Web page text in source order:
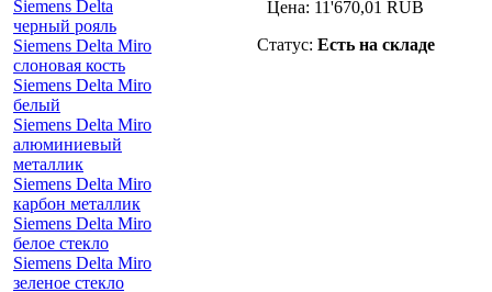
Siemens Delta
черный рояль
Siemens Delta Miro
слоновая кость
Siemens Delta Miro
белый
Siemens Delta Miro
алюминиевый
металлик
Siemens Delta Miro
карбон металлик
Siemens Delta Miro
белое стекло
Siemens Delta Miro
зеленое стекло
Цена: 11'670,01 RUB
Статус: Есть на складе